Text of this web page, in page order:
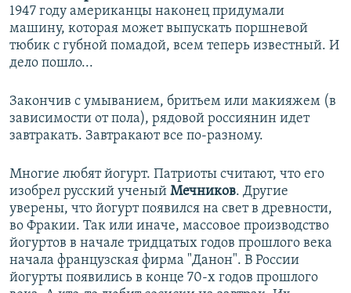
1947 году американцы наконец придумали
машину, которая может выпускать поршневой
тюбик с губной помадой, всем теперь известный. И
дело пошло...
Закончив с умыванием, бритьем или макияжем (в
зависимости от пола), рядовой россиянин идет
завтракать. Завтракают все по-разному.
Многие любят йогурт. Патриоты считают, что его
изобрел русский ученый Мечников. Другие
уверены, что йогурт появился на свет в древности,
во Фракии. Так или иначе, массовое производство
йогуртов в начале тридцатых годов прошлого века
начала французская фирма "Данон". В России
йогурты появились в конце 70-х годов прошлого